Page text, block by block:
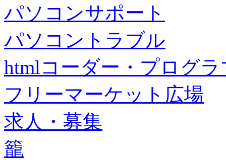
パソコンサポート
パソコントラブル
htmlコーダー・プログラ
フリーマーケット広場
求人・募集
籠